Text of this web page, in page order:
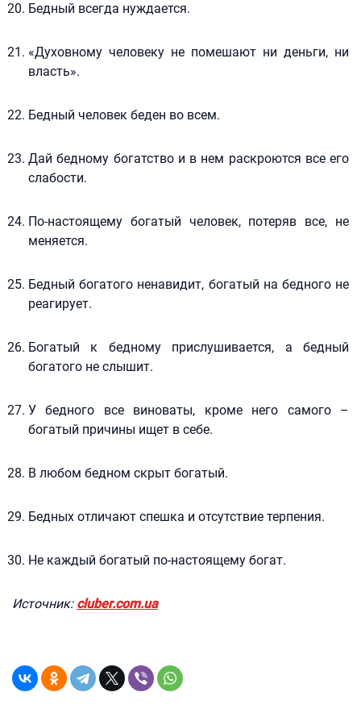
Бедный всегда нуждается.
«Духовному человеку не помешают ни деньги, ни
власть».
Бедный человек беден во всем.
Дай бедному богатство и в нем раскроются все его
слабости.
По-настоящему богатый человек, потеряв все, не
меняется.
Бедный богатого ненавидит, богатый на бедного не
реагирует.
Богатый к бедному прислушивается, а бедный
богатого не слышит.
У бедного все виноваты, кроме него самого –
богатый причины ищет в себе.
В любом бедном скрыт богатый.
Бедных отличают спешка и отсутствие терпения.
Не каждый богатый по-настоящему богат.
Источник: cluber.com.ua